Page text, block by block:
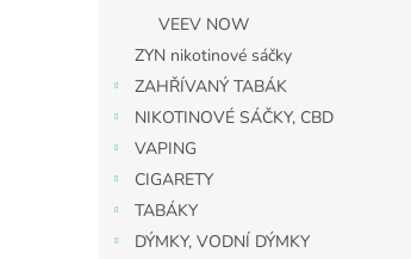
VEEV NOW
ZYN nikotinové sáčky
ZAHŘÍVANÝ TABÁK
NIKOTINOVÉ SÁČKY, CBD
VAPING
CIGARETY
TABÁKY
DÝMKY, VODNÍ DÝMKY